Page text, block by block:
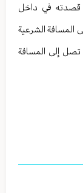
قصدته في داخل
المسافة الشرعية
تصل إلى المسافة